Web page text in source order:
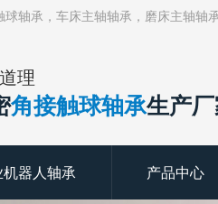
轴承，车床主轴轴承，磨床主轴轴
理
角接触球轴承生产
器人轴承 产品中心